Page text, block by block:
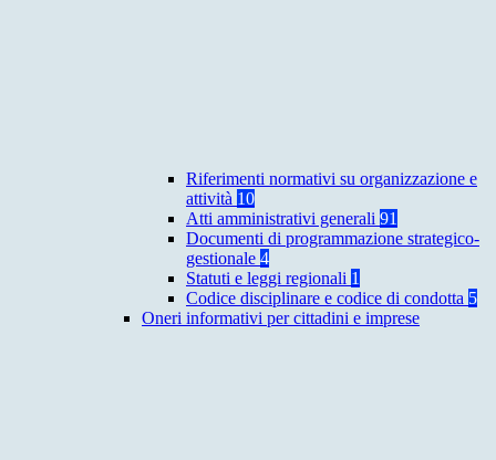
Riferimenti normativi su organizzazione e
attività 10
Atti amministrativi generali 91
Documenti di programmazione strategico-
gestionale 4
Statuti e leggi regionali 1
Codice disciplinare e codice di condotta 5
Oneri informativi per cittadini e imprese